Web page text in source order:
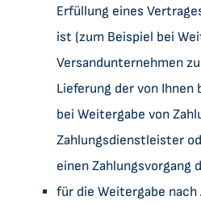
Erfüllung eines
ist (zum Beispiel bei
Versandunternehmen
Lieferung der von Ihnen
bei Weitergabe von
Zahlungsdienstleister
einen Zahlungsvorgang
für die Weitergabe nach